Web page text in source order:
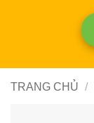
TRANG CHỦ /